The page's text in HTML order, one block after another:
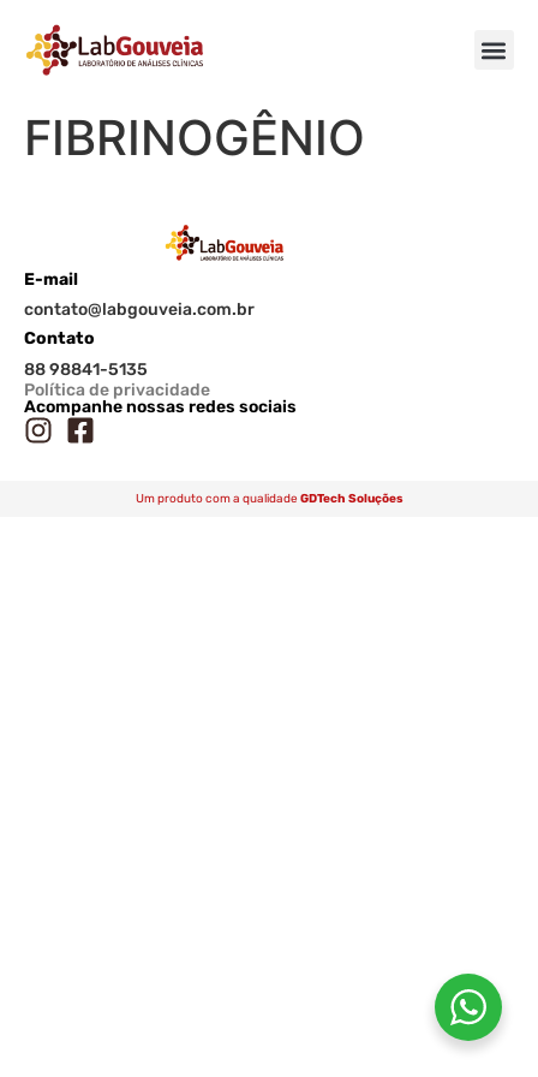
FIBRINOGÊNIO
E-mail
contato@labgouveia.com.br
Contato
88 98841-5135
Política de privacidade
Acompanhe nossas redes sociais
Um produto com a qualidade GDTech Soluções